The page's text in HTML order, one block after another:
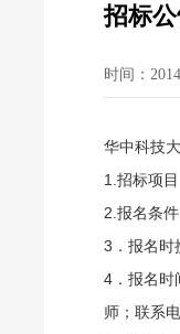
招标
时间：
华中科技
1.招标项
2.报名条
3．报名时
4．报名
师；联系